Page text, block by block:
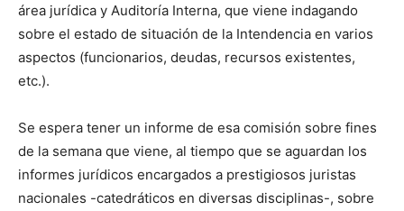
área jurídica y Auditoría Interna, que viene indagando
sobre el estado de situación de la Intendencia en varios
aspectos (funcionarios, deudas, recursos existentes,
etc.).
Se espera tener un informe de esa comisión sobre fines
de la semana que viene, al tiempo que se aguardan los
informes jurídicos encargados a prestigiosos juristas
nacionales -catedráticos en diversas disciplinas-, sobre